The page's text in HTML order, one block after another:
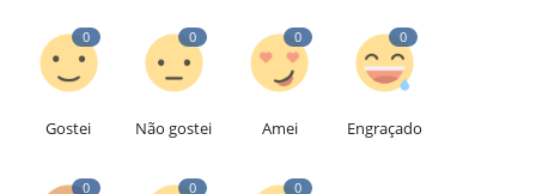
0
Gostei
0
Não gostei
0
Amei
0
Engraçado
0 0 0